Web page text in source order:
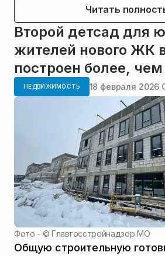
Читать
Второй детсад для
жителей нового ЖК
построен более,
НЕДВИЖИМОСТЬ 18 февраля 2026
Фото - ©Главгосстройнадзор МО
Общую строительную